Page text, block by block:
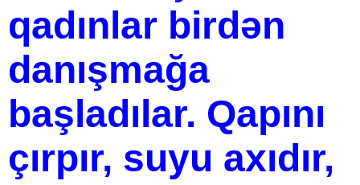
qadınlar birdən
danışmağa
başladılar. Qapını
çırpır, suyu axıdır,